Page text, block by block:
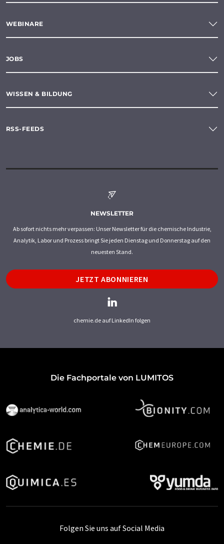
WEBINARE
JOBS
WISSEN & BILDUNG
RSS-FEEDS
NEWSLETTER
Ab sofort nichts mehr verpassen: Unser Newsletter für die chemische Industrie,
Analytik, Labor und Prozess bringt Sie jeden Dienstag und Donnerstag auf den
neuesten Stand.
JETZT ABONNIEREN
chemie.de auf LinkedIn folgen
Die Fachportale von LUMITOS
Folgen Sie uns auf Social Media